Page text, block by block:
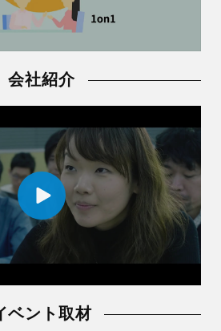
会社紹介
ベント取材